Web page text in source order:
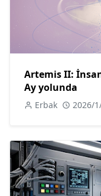
Artemis II:
Ay yolunda
Erbak 2026/